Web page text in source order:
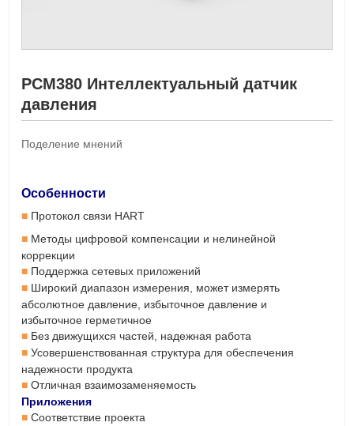
PCM380 Интеллектуальный датчик
давления
Поделение мнений
Особенности
■ Протокол связи HART
■ Методы цифровой компенсации и нелинейной
коррекции
■ Поддержка сетевых приложений
■ Широкий диапазон измерения, может измерять
абсолютное давление, избыточное давление и
избыточное герметичное
■ Без движущихся частей, надежная работа
■ Усовершенствованная структура для обеспечения
надежности продукта
■ Отличная взаимозаменяемость
Приложения
■ Соответствие проекта